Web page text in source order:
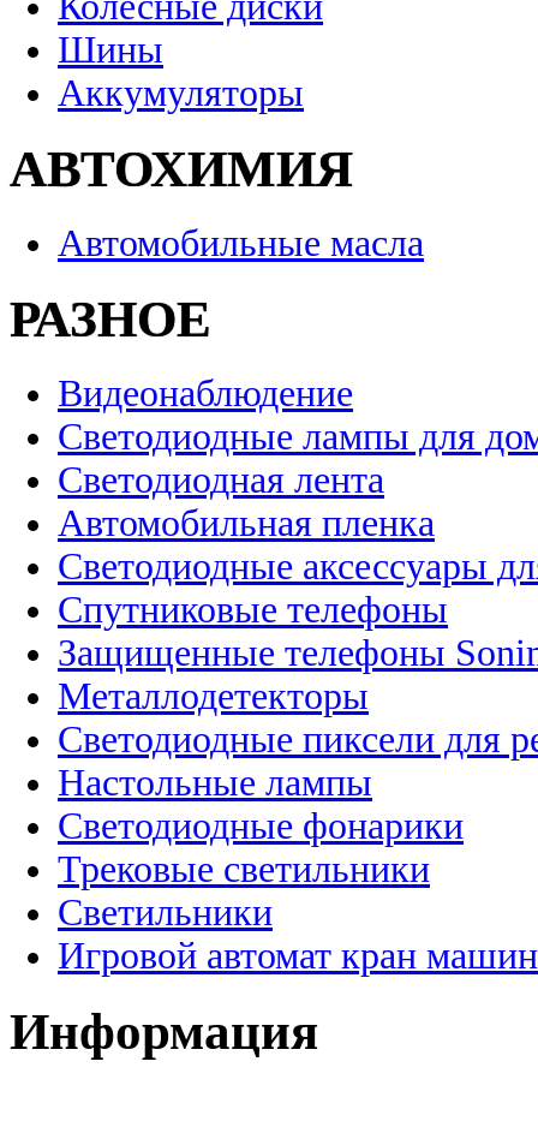
Шины
Аккумуляторы
АВТОХИМИЯ
Автомобильные масла
РАЗНОЕ
Видеонаблюдение
Светодиодные лампы для
Светодиодная лента
Автомобильная пленка
Светодиодные аксессуары
Спутниковые телефоны
Защищенные телефоны
Металлодетекторы
Светодиодные пиксели для
Настольные лампы
Светодиодные фонарики
Трековые светильники
Светильники
Игровой автомат кран
Информация